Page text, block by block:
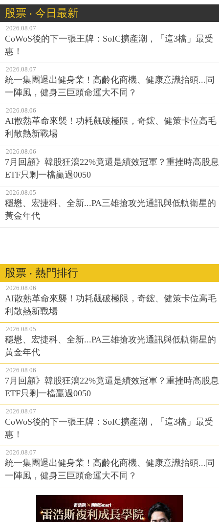
股票 ‧ 今日最新
2026.08.07
CoWoS後的下一張王牌：SoIC擴產潮，「這3檔」最受
惠！
2026.08.07
統一集團退出健身業！高齡化商機、健康意識抬頭...同
一陣風，健身三巨頭命運大不同？
2026.08.06
AI散熱革命來襲！功耗飆破極限，奇鋐、健策卡位高毛
利散熱新戰場
2026.08.06
7月回顧》韓股狂瀉22%竟還是績效冠軍？重挫時高股息
ETF只剩一檔贏過0050
2026.08.05
穩懋、宏捷科、全新...PA三雄搶攻光通訊與低軌衛星的
黃金年代
股票 ‧ 熱門排行
2026.08.06
AI散熱革命來襲！功耗飆破極限，奇鋐、健策卡位高毛
利散熱新戰場
2026.08.05
穩懋、宏捷科、全新...PA三雄搶攻光通訊與低軌衛星的
黃金年代
2026.08.06
7月回顧》韓股狂瀉22%竟還是績效冠軍？重挫時高股息
ETF只剩一檔贏過0050
2026.08.07
CoWoS後的下一張王牌：SoIC擴產潮，「這3檔」最受
惠！
2026.08.07
統一集團退出健身業！高齡化商機、健康意識抬頭...同
一陣風，健身三巨頭命運大不同？